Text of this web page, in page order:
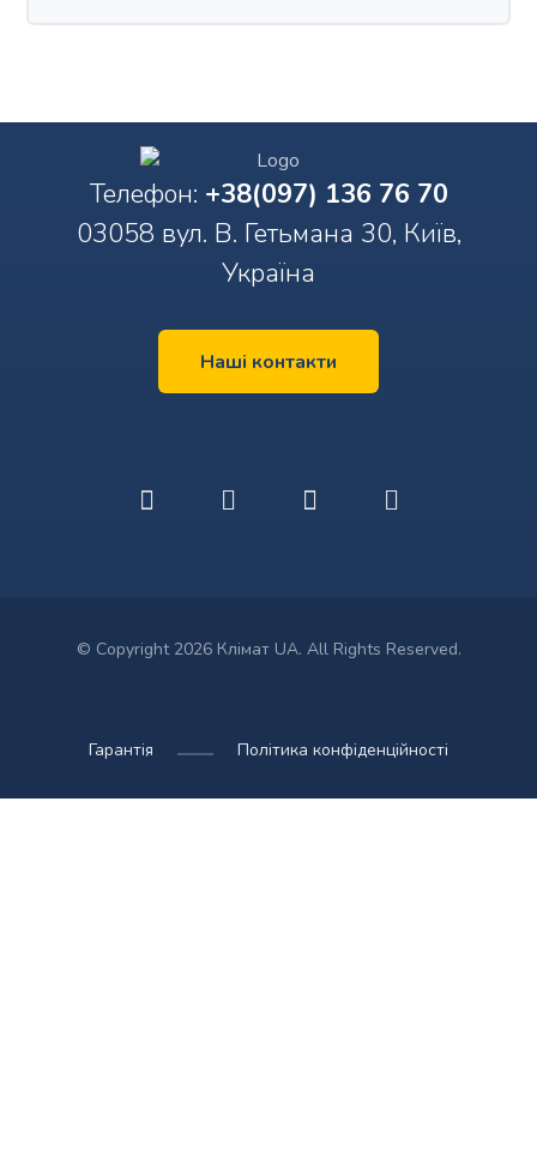
Телефон: +38(097) 136 76 70
03058 вул. В. Гетьмана 30, Київ,
Україна
Наші контакти
© Copyright 2026 Клімат UA. All Rights Reserved.
Політика конфіденційності
Гарантія